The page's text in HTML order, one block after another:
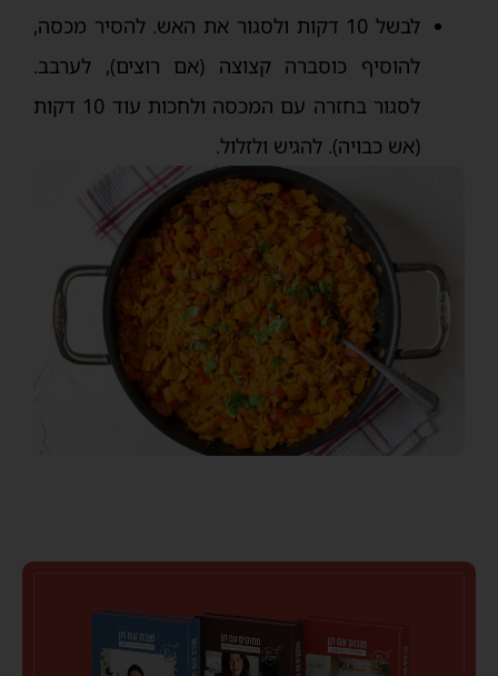
לבשל 10 דקות ולסגור את האש. להסיר מכסה,
להוסיף כוסברה קצוצה (אם רוצים), לערבב.
לסגור בחזרה עם המכסה ולחכות עוד 10 דקות
(אש כבויה). להגיש ולזלול.